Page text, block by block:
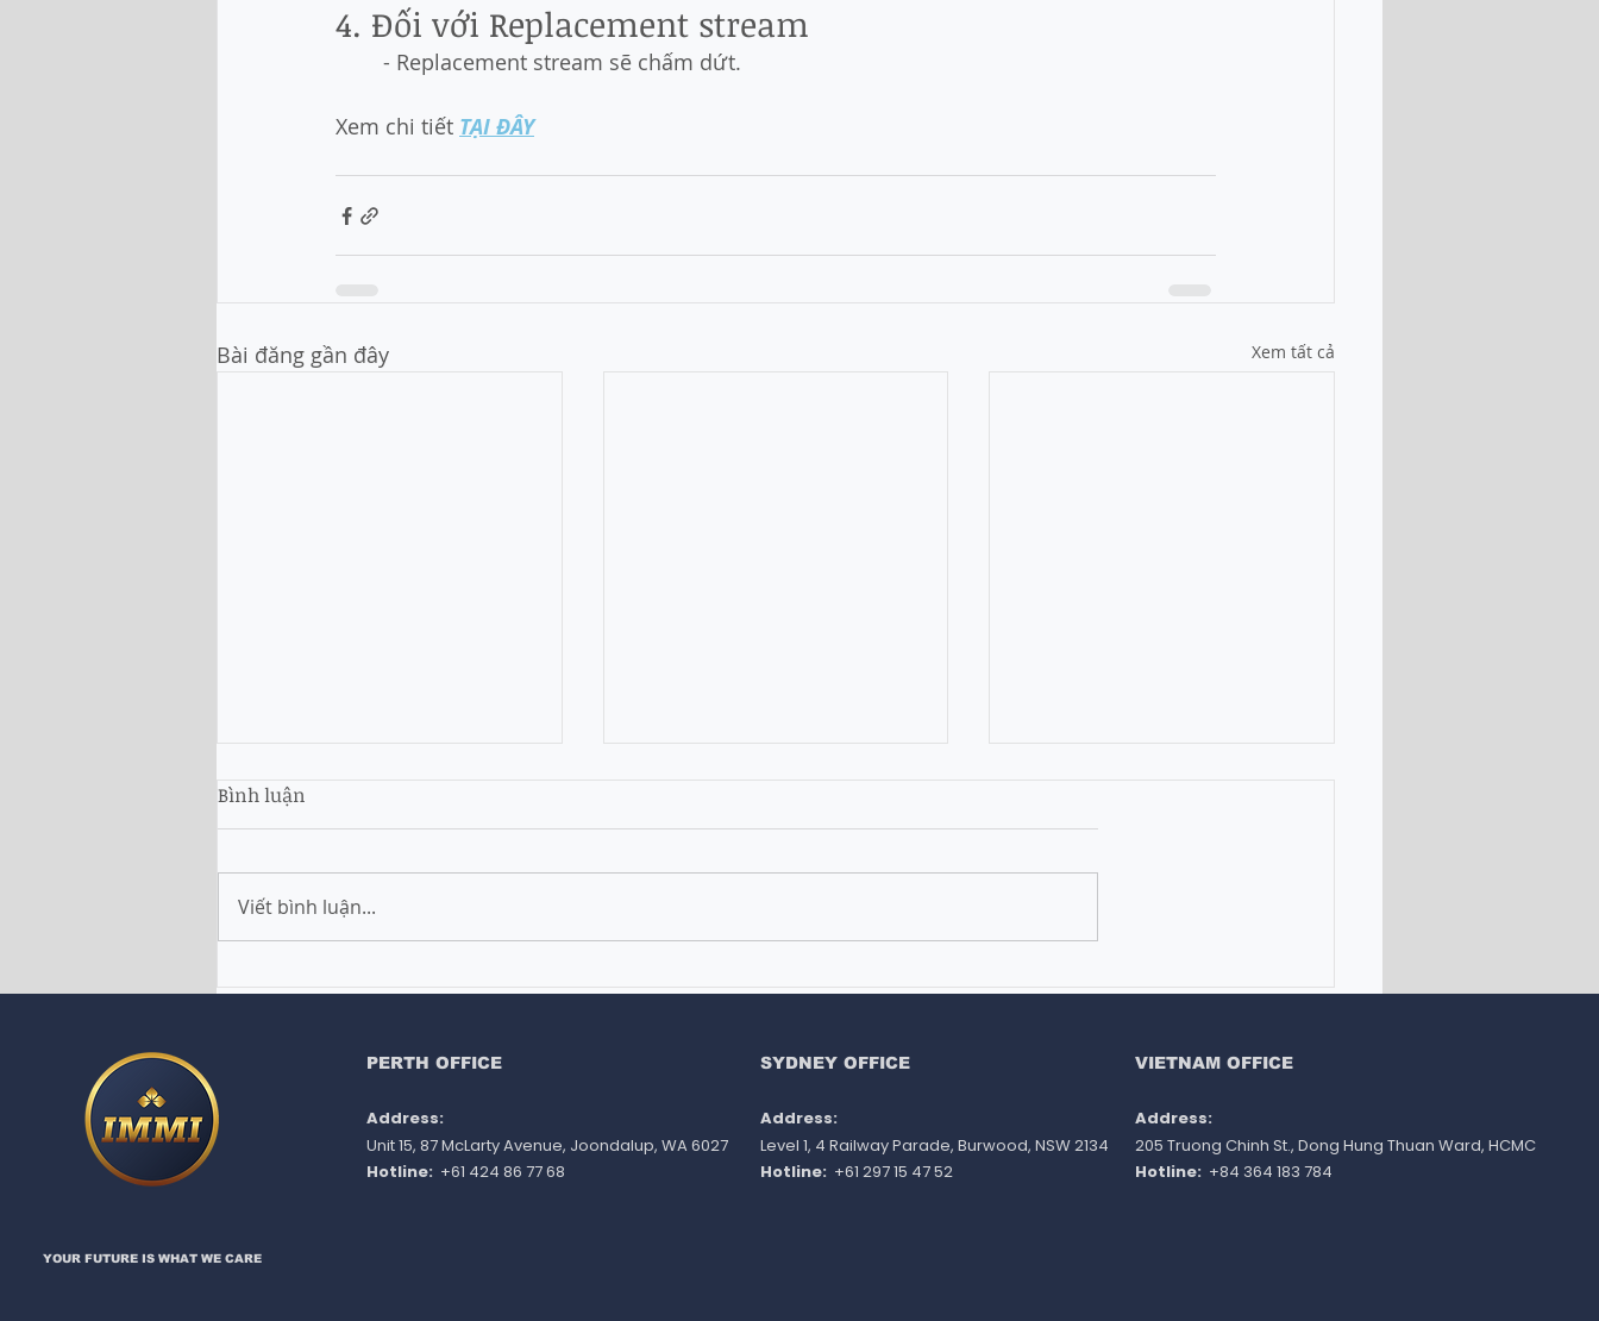
4. Đối với Replacement stream
- Replacement stream sẽ chấm dứt.
Xem chi tiết TẠI ĐÂY
Bài đăng gần đây Xem tất cả
Du học University of
bạn cần biết
Du học La Trobe University
Học bổng du học Úc 2027 từ
Bình luận
Viết bình luận...
PERTH OFFICE
Address:
Unit 15, 87 McLarty Avenue, Joondalup, WA 6027
Hotline: +61 424 86 77 68
SYDNEY OFFICE
Address:
Level 1, 4 Railway Parade, Burwood, NSW 2134
Hotline: +61 297 15 47 52
VIETNAM OFFICE
Address: ​
205 Truong Chinh St., Dong Hung Thuan Ward, HCMC
Hotline: +84 364 183 784
YOUR FUTURE IS WHAT WE CARE​​​